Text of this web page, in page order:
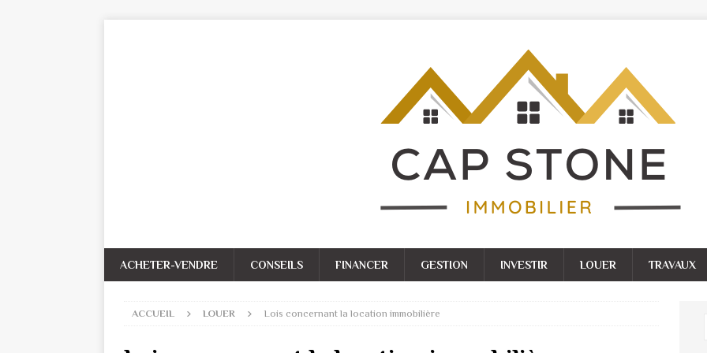
ACHETER-VENDRE CONSEILS FINANCER GESTION INVESTIR LOUER TRAVAUX
ACCUEIL LOUER Lois concernant la location immobilière